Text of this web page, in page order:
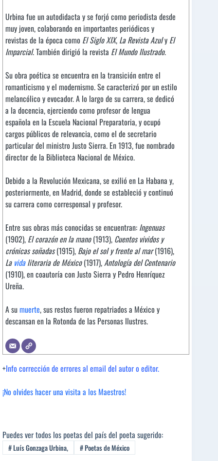
Urbina fue un autodidacta y se forjó como periodista desde
muy joven, colaborando en importantes periódicos y
revistas de la época como El Siglo XIX, La Revista Azuly El
Imparcial. También dirigió la revista El Mundo Ilustrado.
Su obra poética se encuentra en la transición entre el
romanticismo y el modernismo. Se caracterizó por un estilo
melancólico y evocador. A lo largo de su carrera, se dedicó
a la docencia, ejerciendo como profesor de lengua
española en la Escuela Nacional Preparatoria, y ocupó
cargos públicos de relevancia, como el de secretario
particular del ministro Justo Sierra. En 1913, fue nombrado
director de la Biblioteca Nacional de México.
Debido a la Revolución Mexicana, se exilió en La Habana y,
posteriormente, en Madrid, donde se estableció y continuó
su carrera como corresponsal y profesor.
Entre sus obras más conocidas se encuentran: Ingenuas
(1902), El corazón en la mano(1913), Cuentos vividos y
crónicas soñadas(1915), Bajo el sol y frente al mar(1916),
La vidaliteraria de México(1917),Antología del Centenario
(1910), en coautoría con Justo Sierra y Pedro Henríquez
Ureña.
A sumuerte, sus restos fueron repatriados a México y
descansan en la Rotonda de las Personas Ilustres.
+Info corrección de errores al email del autor o editor.
¡No olvides hacer una visita a los Maestros!
Puedes ver todos los poetas del país del poeta sugerido:
#Luís Gonzaga Urbina, #Poetas de México